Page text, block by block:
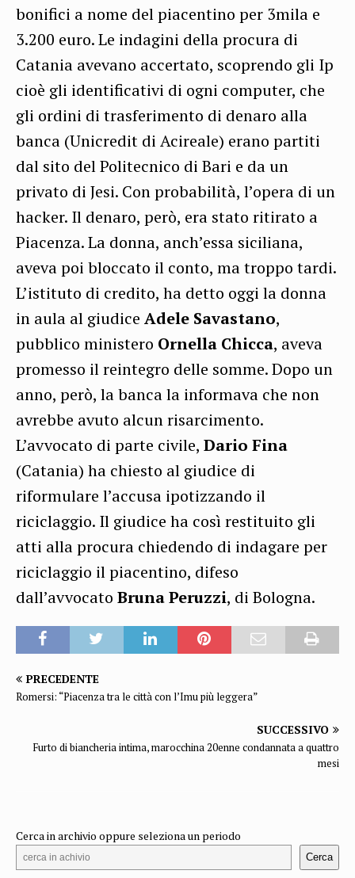
bonifici a nome del piacentino per 3mila e
3.200 euro. Le indagini della procura di
Catania avevano accertato, scoprendo gli Ip
cioè gli identificativi di ogni computer, che
gli ordini di trasferimento di denaro alla
banca (Unicredit di Acireale) erano partiti
dal sito del Politecnico di Bari e da un
privato di Jesi. Con probabilità, l’opera di un
hacker. Il denaro, però, era stato ritirato a
Piacenza. La donna, anch’essa siciliana,
aveva poi bloccato il conto, ma troppo tardi.
L’istituto di credito, ha detto oggi la donna
in aula al giudice Adele Savastano,
pubblico ministero Ornella Chicca, aveva
promesso il reintegro delle somme. Dopo un
anno, però, la banca la informava che non
avrebbe avuto alcun risarcimento.
L’avvocato di parte civile, Dario Fina
(Catania) ha chiesto al giudice di
riformulare l’accusa ipotizzando il
riciclaggio. Il giudice ha così restituito gli
atti alla procura chiedendo di indagare per
riciclaggio il piacentino, difeso
dall’avvocato Bruna Peruzzi, di Bologna.
PRECEDENTE
Romersi: “Piacenza tra le città con l’Imu più leggera”
SUCCESSIVO
Furto di biancheria intima, marocchina 20enne condannata a quattro
mesi
Cerca in archivio oppure seleziona un periodo
Cerca